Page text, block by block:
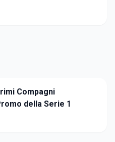
Compagni
della Serie 1